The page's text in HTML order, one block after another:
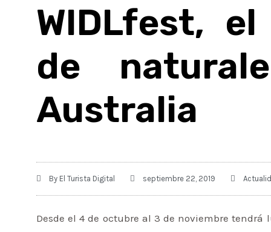
WIDLfest,
de
Australia
By El Turista Digital septiembre 22, 2019
Desde el 4 de octubre al 3 de noviembre